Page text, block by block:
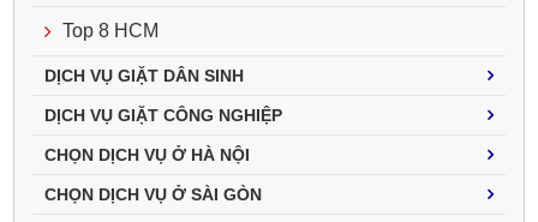
Top 8 HCM
DỊCH VỤ GIẶT DÂN SINH
DỊCH VỤ GIẶT CÔNG NGHIỆP
CHỌN DỊCH VỤ Ở HÀ NỘI
CHỌN DỊCH VỤ Ở SÀI GÒN